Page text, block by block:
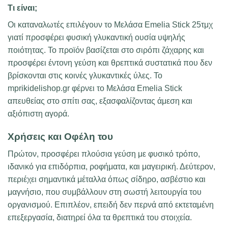
Τι είναι;
Οι καταναλωτές επιλέγουν το Μελάσα Emelia Stick 25τμχ
γιατί προσφέρει φυσική γλυκαντική ουσία υψηλής
ποιότητας. Το προϊόν βασίζεται στο σιρόπι ζάχαρης και
προσφέρει έντονη γεύση και θρεπτικά συστατικά που δεν
βρίσκονται στις κοινές γλυκαντικές ύλες. Το
mprikidelishop.gr φέρνει το Μελάσα Emelia Stick
απευθείας στο σπίτι σας, εξασφαλίζοντας άμεση και
αξιόπιστη αγορά.
Χρήσεις και Οφέλη του
Πρώτον, προσφέρει πλούσια γεύση με φυσικό τρόπο,
ιδανικό για επιδόρπια, ροφήματα, και μαγειρική. Δεύτερον,
περιέχει σημαντικά μέταλλα όπως σίδηρο, ασβέστιο και
μαγνήσιο, που συμβάλλουν στη σωστή λειτουργία του
οργανισμού. Επιπλέον, επειδή δεν περνά από εκτεταμένη
επεξεργασία, διατηρεί όλα τα θρεπτικά του στοιχεία.